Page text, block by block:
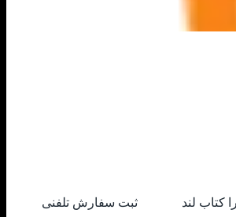
کتاب لند ثبت سفارش تلفنی